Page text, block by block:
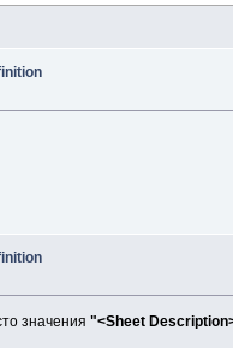
значения"<Sheet